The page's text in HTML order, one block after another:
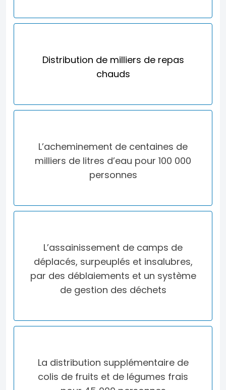
Distribution de milliers de repas
chauds
L’acheminement de centaines de
milliers de litres d’eau pour 100 000
personnes
L’assainissement de camps de
déplacés, surpeuplés et insalubres,
par des déblaiements et un système
de gestion des déchets
La distribution supplémentaire de
colis de fruits et de légumes frais